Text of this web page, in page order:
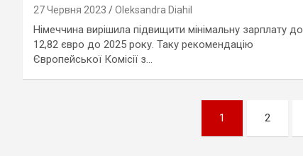
27 Червня 2023 Oleksandra Diahil
Німеччина вирішила підвищити мінімальну зарплату до
12,82 євро до 2025 року. Таку рекомендацію
Європейської Комісії з…
1 2